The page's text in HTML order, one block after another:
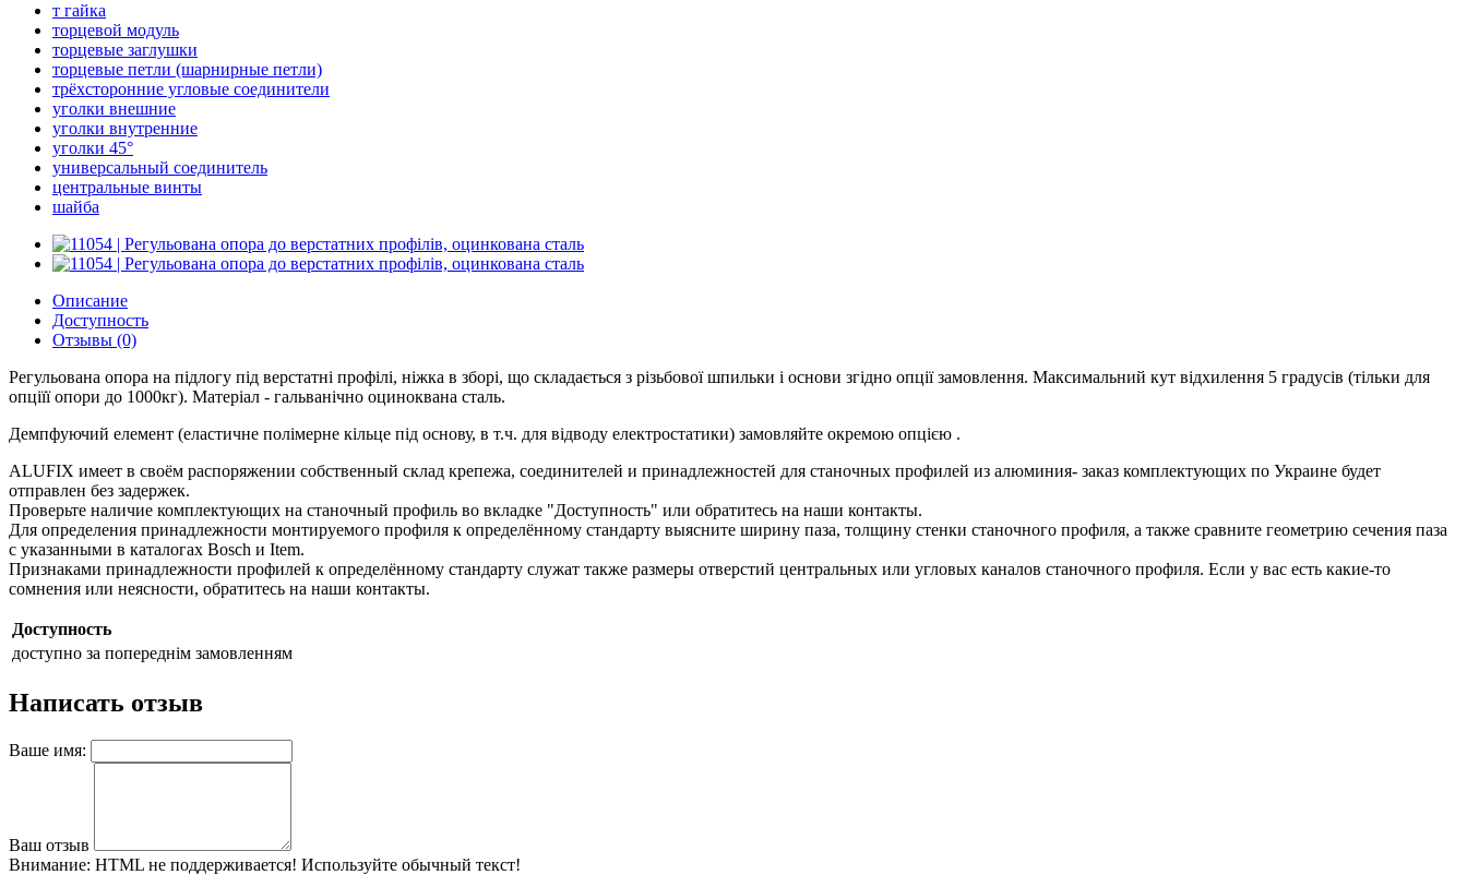
т гайка
торцевой модуль
торцевые заглушки
торцевые петли (шарнирные петли)
трёхсторонние угловые соединители
уголки внешние
уголки внутренние
уголки 45°
универсальный соединитель
центральные винты
шайба
Описание
Доступность
Отзывы (0)
Регульована опора на підлогу під верстатні профілі, ніжка в зборі, що складається з різьбової шпильки і основи згідно опції замовлення. Максимальний кут відхилення 5 градусів (тільки для
опціїї опори до 1000кг). Матеріал - гальванічно оциноквана сталь.
Демпфуючий елемент (еластичне полімерне кільце під основу, в т.ч. для відводу електростатики) замовляйте окремою опцією .
ALUFIX имеет в своём распоряжении собственный склад крепежа, соединителей и принадлежностей для станочных профилей из алюминия- заказ комплектующих по Украине будет
отправлен без задержек.
Проверьте наличие комплектующих на станочный профиль во вкладке "Доступность" или обратитесь на наши контакты.
Для определения принадлежности монтируемого профиля к определённому стандарту выясните ширину паза, толщину стенки станочного профиля, а также сравните геометрию сечения паза
с указанными в каталогах Bosch и Item.
Признаками принадлежности профилей к определённому стандарту служат также размеры отверстий центральных или угловых каналов станочного профиля. Если у вас есть какие-то
сомнения или неясности, обратитесь на наши контакты.
Доступность
доступно за попереднім замовленням
Написать отзыв
Ваше имя:
Ваш отзыв
Внимание: HTML не поддерживается! Используйте обычный текст!